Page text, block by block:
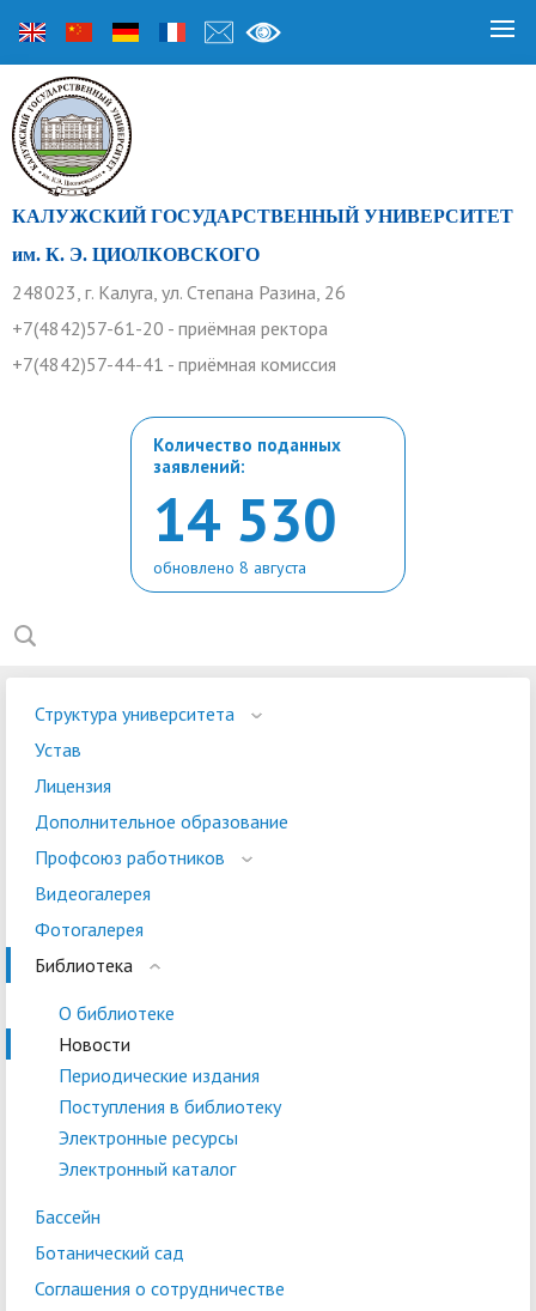
КАЛУЖСКИЙ ГОСУДАРСТВЕННЫЙ УНИВЕРСИТЕТ
им. К. Э. ЦИОЛКОВСКОГО
248023, г. Калуга, ул. Степана Разина, 26
+7(4842)57-61-20 - приёмная ректора
+7(4842)57-44-41 - приёмная комиссия
Количество поданных
заявлений:
14 530
обновлено 8 августа
Структура университета
Устав
Лицензия
Дополнительное образование
Профсоюз работников
Видеогалерея
Фотогалерея
Библиотека
О библиотеке
Новости
Периодические издания
Поступления в библиотеку
Электронные ресурсы
Электронный каталог
Бассейн
Ботанический сад
Соглашения о сотрудничестве